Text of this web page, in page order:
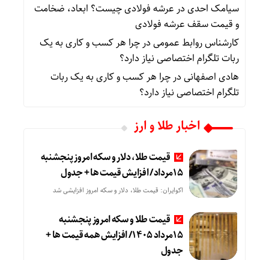
سیامک احدیدرعرشه فولادی چیست؟ ابعاد، ضخامت
و قیمت سقف عرشه فولادی
کارشناس روابط عمومیدرچرا هر کسب‌ و کاری به یک
ربات تلگرام اختصاصی نیاز دارد؟
هادی اصفهانیدرچرا هر کسب‌ و کاری به یک ربات
تلگرام اختصاصی نیاز دارد؟
اخبار طلا و ارز
قیمت طلا، دلار و سکه امروز پنجشنبه
15مرداد/ افزایش قیمت ها + جدول
اکوایران: قیمت طلا، دلار و سکه امروز افزایشی شد
قیمت طلا و سکه امروز پنجشنبه
15مرداد 1405/ افزایش همه قیمت ها +
جدول